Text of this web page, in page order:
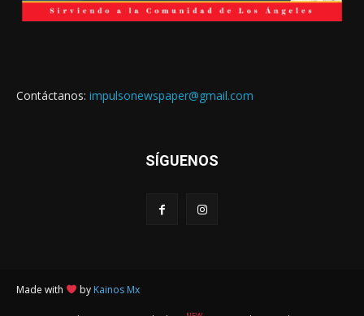
Contáctanos: impulsonewspaper@gmail.com
SÍGUENOS
Made with by Kainos Mx